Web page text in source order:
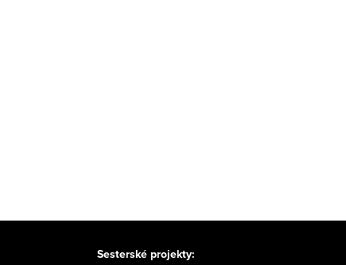
Sesterské projekty: